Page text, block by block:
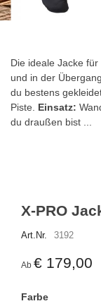
X-PRO
Art.Nr. 3192
Ab € 179,00
Farbe
Die ideale Jacke
und in der
du bestens
Piste. Einsatz:
du draußen bist ...